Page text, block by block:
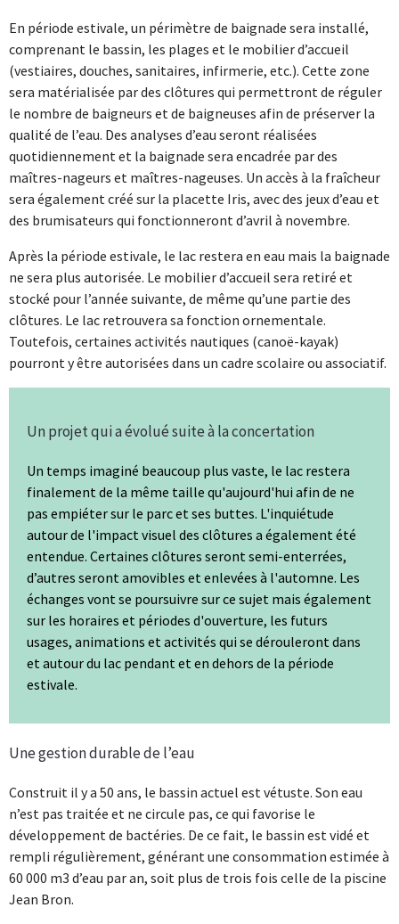
En période estivale, un périmètre de baignade sera installé,
comprenant le bassin, les plages et le mobilier d’accueil
(vestiaires, douches, sanitaires, infirmerie, etc.). Cette zone
sera matérialisée par des clôtures qui permettront de réguler
le nombre de baigneurs et de baigneuses afin de préserver la
qualité de l’eau. Des analyses d’eau seront réalisées
quotidiennement et la baignade sera encadrée par des
maîtres-nageurs et maîtres-nageuses. Un accès à la fraîcheur
sera également créé sur la placette Iris, avec des jeux d’eau et
des brumisateurs qui fonctionneront d’avril à novembre.
Après la période estivale, le lac restera en eau mais la baignade
ne sera plus autorisée. Le mobilier d’accueil sera retiré et
stocké pour l’année suivante, de même qu’une partie des
clôtures. Le lac retrouvera sa fonction ornementale.
Toutefois, certaines activités nautiques (canoë-kayak)
pourront y être autorisées dans un cadre scolaire ou associatif.
Un projet qui a évolué suite à la concertation
Un temps imaginé beaucoup plus vaste, le lac restera
finalement de la même taille qu'aujourd'hui afin de ne
pas empiéter sur le parc et ses buttes. L'inquiétude
autour de l'impact visuel des clôtures a également été
entendue. Certaines clôtures seront semi-enterrées,
d’autres seront amovibles et enlevées à l'automne. Les
échanges vont se poursuivre sur ce sujet mais également
sur les horaires et périodes d'ouverture, les futurs
usages, animations et activités qui se dérouleront dans
et autour du lac pendant et en dehors de la période
estivale.
Une gestion durable de l’eau
Construit il y a 50 ans, le bassin actuel est vétuste. Son eau
n’est pas traitée et ne circule pas, ce qui favorise le
développement de bactéries. De ce fait, le bassin est vidé et
rempli régulièrement, générant une consommation estimée à
60 000 m3 d’eau par an, soit plus de trois fois celle de la piscine
Jean Bron.